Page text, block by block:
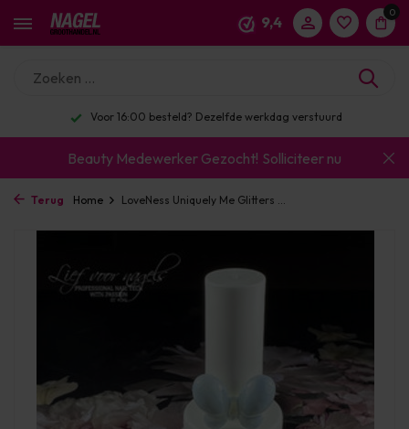
9,4
0
Voor 16:00 besteld? Dezelfde werkdag verstuurd
Beauty Medewerker Gezocht! Solliciteer nu
Terug Home LoveNess Uniquely Me Glitters ...